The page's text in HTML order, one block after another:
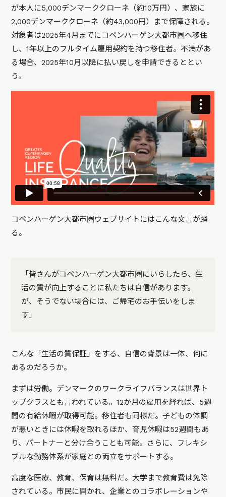
が本人に5,000デンマーククローネ（約10万円）、家族に
2,000デンマーククローネ（約43,000円）まで保障される。
対象者は2025年4月までにコペンハーゲン大都市圏へ移住
し、1年以上のフルタイム雇用契約を持つ移住者。不満があ
る場合、2025年10月以降に払い戻しを申請できるととい
う。
コペンハーゲン大都市圏ウェブサイトにはこんな文言が踊
る。
「皆さんがコペンハーゲン大都市圏にいらしたら、生
活の質が向上することに私たちは自信があります。
が、そうでない場合には、ご帰宅のお手伝いをしま
す」
こんな「生活の質保証」をする、自信の背景は一体、何に
あるのだろうか。
まずは労働。デンマークのワークライフバランスは世界ト
ップクラスとも言われている。12か月の雇用を経れば、5週
間の有給休暇が取得可能。移住者も同様だ。子どもの体調
が悪いときには休暇を取れるほか、育児休暇は52週間もあ
り、パートナーと分け合うことも可能。さらに、フレキシ
ブルな勤務体系が家庭との両立をサポートする。
高度な医療、教育、保育は無料だ。大学まで教育費は免除
されている。市民に開かれ、企業とのコラボレーションや